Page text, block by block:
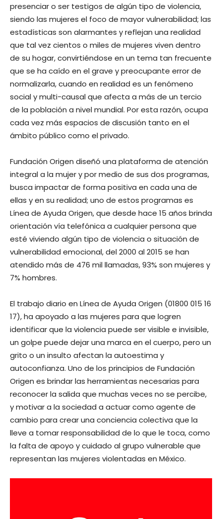
presenciar o ser testigos de algún tipo de violencia,
siendo las mujeres el foco de mayor vulnerabilidad; las
estadísticas son alarmantes y reflejan una realidad
que tal vez cientos o miles de mujeres viven dentro
de su hogar, convirtiéndose en un tema tan frecuente
que se ha caído en el grave y preocupante error de
normalizarla, cuando en realidad es un fenómeno
social y multi-causal que afecta a más de un tercio
de la población a nivel mundial. Por esta razón, ocupa
cada vez más espacios de discusión tanto en el
ámbito público como el privado.
Fundación Origen diseñó una plataforma de atención
integral a la mujer y por medio de sus dos programas,
busca impactar de forma positiva en cada una de
ellas y en su realidad; uno de estos programas es
Línea de Ayuda Origen, que desde hace 15 años brinda
orientación vía telefónica a cualquier persona que
esté viviendo algún tipo de violencia o situación de
vulnerabilidad emocional, del 2000 al 2015 se han
atendido más de 476 mil llamadas, 93% son mujeres y
7% hombres.
El trabajo diario en Línea de Ayuda Origen (01800 015 16
17), ha apoyado a las mujeres para que logren
identificar que la violencia puede ser visible e invisible,
un golpe puede dejar una marca en el cuerpo, pero un
grito o un insulto afectan la autoestima y
autoconfianza. Uno de los principios de Fundación
Origen es brindar las herramientas necesarias para
reconocer la salida que muchas veces no se percibe,
y motivar a la sociedad a actuar como agente de
cambio para crear una conciencia colectiva que la
lleve a tomar responsabilidad de lo que le toca, como
la falta de apoyo y cuidado al grupo vulnerable que
representan las mujeres violentadas en México.